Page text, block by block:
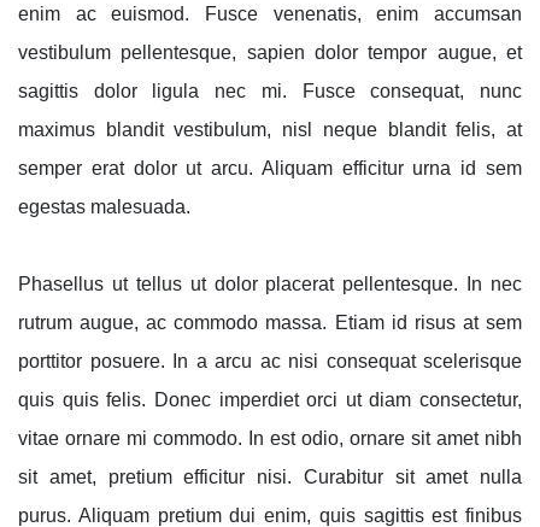
enim ac euismod. Fusce venenatis, enim accumsan
vestibulum pellentesque, sapien dolor tempor augue, et
sagittis dolor ligula nec mi. Fusce consequat, nunc
maximus blandit vestibulum, nisl neque blandit felis, at
semper erat dolor ut arcu. Aliquam efficitur urna id sem
egestas malesuada.
Phasellus ut tellus ut dolor placerat pellentesque. In nec
rutrum augue, ac commodo massa. Etiam id risus at sem
porttitor posuere. In a arcu ac nisi consequat scelerisque
quis quis felis. Donec imperdiet orci ut diam consectetur,
vitae ornare mi commodo. In est odio, ornare sit amet nibh
sit amet, pretium efficitur nisi. Curabitur sit amet nulla
purus. Aliquam pretium dui enim, quis sagittis est finibus